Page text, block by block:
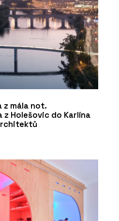
z mála not.
z Holešovic do Karlína